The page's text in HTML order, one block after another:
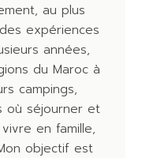
au plus
expériences
années,
du Maroc à
campings,
où séjourner et
en famille,
objectif est